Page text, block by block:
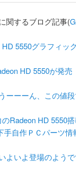
関するブログ記事(
5550グラフィッ
HD 5550が発売
ーーーん、この値
Radeon HD 5550
手自作ＰＣパーツ
よいよ登場のよう